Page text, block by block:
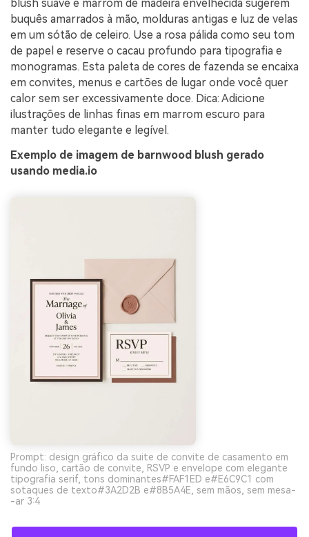
blush suave e marrom de madeira envelhecida sugerem
buquês amarrados à mão, molduras antigas e luz de velas
em um sótão de celeiro. Use a rosa pálida como seu tom
de papel e reserve o cacau profundo para tipografia e
monogramas. Esta paleta de cores de fazenda se encaixa
em convites, menus e cartões de lugar onde você quer
calor sem ser excessivamente doce. Dica: Adicione
ilustrações de linhas finas em marrom escuro para
manter tudo elegante e legível.
Exemplo de imagem de barnwood blush gerado
usando media.io
Prompt: design gráfico da suite de convite de casamento em
fundo liso, cartão de convite, RSVP e envelope com elegante
tipografia serif, tons dominantes#FAF1ED e#E6C9C1 com
sotaques de texto#3A2D2B e#8B5A4E, sem mãos, sem mesa-
-ar 3:4